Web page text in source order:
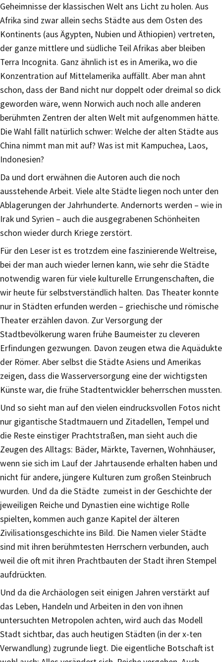
Geheimnisse der klassischen Welt ans Licht zu holen. Aus
Afrika sind zwar allein sechs Städte aus dem Osten des
Kontinents (aus Ägypten, Nubien und Äthiopien) vertreten,
der ganze mittlere und südliche Teil Afrikas aber bleiben
Terra Incognita. Ganz ähnlich ist es in Amerika, wo die
Konzentration auf Mittelamerika auffällt. Aber man ahnt
schon, dass der Band nicht nur doppelt oder dreimal so dick
geworden wäre, wenn Norwich auch noch alle anderen
berühmten Zentren der alten Welt mit aufgenommen hätte.
Die Wahl fällt natürlich schwer: Welche der alten Städte aus
China nimmt man mit auf? Was ist mit Kampuchea, Laos,
Indonesien?
Da und dort erwähnen die Autoren auch die noch
ausstehende Arbeit. Viele alte Städte liegen noch unter den
Ablagerungen der Jahrhunderte. Andernorts werden – wie in
Irak und Syrien – auch die ausgegrabenen Schönheiten
schon wieder durch Kriege zerstört.
Für den Leser ist es trotzdem eine faszinierende Weltreise,
bei der man auch wieder lernen kann, wie sehr die Städte
notwendig waren für viele kulturelle Errungenschaften, die
wir heute für selbstverständlich halten. Das Theater konnte
nur in Städten erfunden werden – griechische und römische
Theater erzählen davon. Zur Versorgung der
Stadtbevölkerung waren frühe Baumeister zu cleveren
Erfindungen gezwungen. Davon zeugen etwa die Aquädukte
der Römer. Aber selbst die Städte Asiens und Amerikas
zeigen, dass die Wasserversorgung eine der wichtigsten
Künste war, die frühe Stadtentwickler beherrschen mussten.
Und so sieht man auf den vielen eindrucksvollen Fotos nicht
nur gigantische Stadtmauern und Zitadellen, Tempel und
die Reste einstiger Prachtstraßen, man sieht auch die
Zeugen des Alltags: Bäder, Märkte, Tavernen, Wohnhäuser,
wenn sie sich im Lauf der Jahrtausende erhalten haben und
nicht für andere, jüngere Kulturen zum großen Steinbruch
wurden. Und da die Städte zumeist in der Geschichte der
jeweiligen Reiche und Dynastien eine wichtige Rolle
spielten, kommen auch ganze Kapitel der älteren
Zivilisationsgeschichte ins Bild. Die Namen vieler Städte
sind mit ihren berühmtesten Herrschern verbunden, auch
weil die oft mit ihren Prachtbauten der Stadt ihren Stempel
aufdrückten.
Und da die Archäologen seit einigen Jahren verstärkt auf
das Leben, Handeln und Arbeiten in den von ihnen
untersuchten Metropolen achten, wird auch das Modell
Stadt sichtbar, das auch heutigen Städten (in der x-ten
Verwandlung) zugrunde liegt. Die eigentliche Botschaft ist